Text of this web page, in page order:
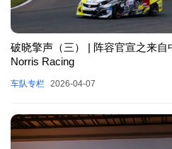
破晓擎声（三） | 阵容官宣之来
Norris Racing
车队专栏 2026-04-07